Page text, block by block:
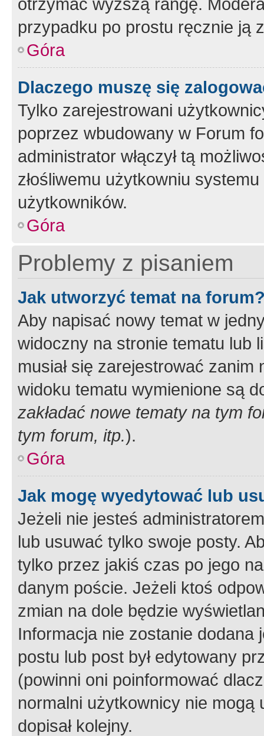
przypadku po prostu ręcznie ją
Góra
Dlaczego muszę się
Tylko zarejestrowani
poprzez wbudowany w Forum
administrator włączył tą
złośliwemu użytkowniu
użytkowników.
Góra
Problemy z pisaniem
Jak utworzyć temat na
Aby napisać nowy temat w
widoczny na stronie tematu lub
musiał się zarejestrować
widoku tematu wymienione są
zakładać nowe tematy na tym
tym forum, itp.).
Góra
Jak mogę wyedytować lub
Jeżeli nie jesteś
lub usuwać tylko swoje posty.
tylko przez jakiś czas po jego
danym poście. Jeżeli ktoś
zmian na dole będzie
Informacja nie zostanie dodana
postu lub post był edytowany
(powinni oni poinformować
normalni użytkownicy nie
dopisał kolejny.